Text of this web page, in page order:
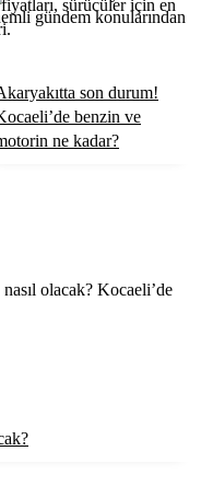
son durum!
benzin ve
ne kadar?